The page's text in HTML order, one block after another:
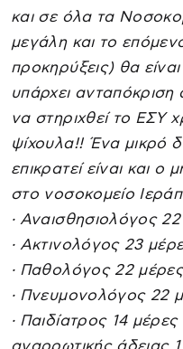
και σε όλα τα
μεγάλη και το
προκηρύξεις) θα
υπάρχει ανταπόκριση
να στηριχθεί το ΕΣΥ
ψίχουλα!! Ένα μικρό
επικρατεί είναι και
στο νοσοκομείο
· Αναισθησιολόγος
· Ακτινολόγος 23
· Παθολόγος 22
· Πνευμονολόγος 22
· Παιδίατρος 14
αναρρωτικής άδειας